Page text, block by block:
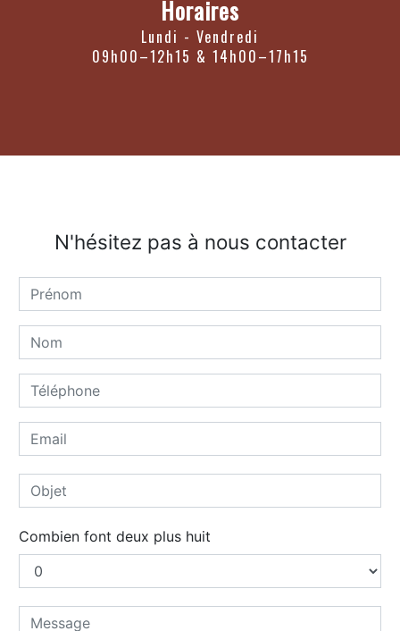
Horaires
Lundi - Vendredi
09h00–12h15 & 14h00–17h15
N'hésitez pas à nous contacter
Combien font deux plus huit